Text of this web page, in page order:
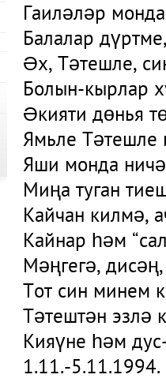
Гаиләләр
Балалар
Әх, Тәтешле,
Болын-кырлар
Әкияти дөнья
Ямьле Тәтешле
Яши монда
Миңа туган
Кайчан килмә,
Кайнар һәм
Мәңгегә,
Тот син минем
Тәтештән эзлә
Кияүне һәм
1.11.-5.11.1994.